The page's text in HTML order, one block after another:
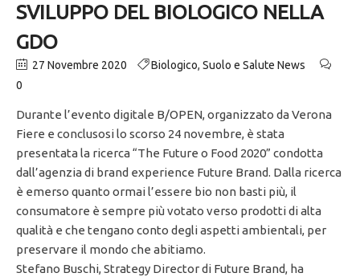
SVILUPPO DEL BIOLOGICO NELLA
GDO
27 Novembre 2020 Biologico, Suolo e Salute News
0
Durante l’evento digitale B/OPEN, organizzato da Verona
Fiere e conclusosi lo scorso 24 novembre, è stata
presentata la ricerca “The Future o Food 2020” condotta
dall’agenzia di brand experience Future Brand. Dalla ricerca
è emerso quanto ormai l’essere bio non basti più, il
consumatore è sempre più votato verso prodotti di alta
qualità e che tengano conto degli aspetti ambientali, per
preservare il mondo che abitiamo.
Stefano Buschi, Strategy Director di Future Brand, ha